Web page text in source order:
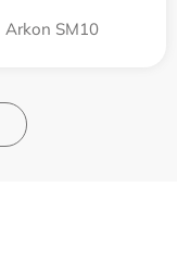
Arkon SM10